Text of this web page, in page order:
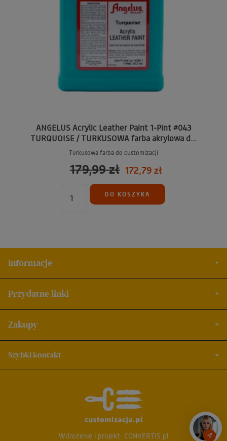
ANGELUS Acrylic Leather Paint 1-Pint #043
TURQUOISE / TURKUSOWA farba akrylowa d...
Turkusowa farba do customizacji
179,99 zł 172,79 zł
DO KOSZYKA
Informacje
Przydatne linki
Zakupy
Szybki kontakt
Wdrożenie i projekt: CONVERTIS.pl